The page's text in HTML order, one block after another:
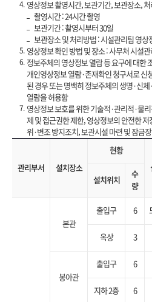
4. 영상정보 촬영시간, 보관기간, 보관장소,
촬영시간 : 24시간 촬영
보관기간 : 촬영시부터 30일
보관장소 및 처리방법 : 시설관리팀 영
5. 영상정보 확인 방법 및 장소 : 사무처 시설관
6. 정보주체의 영상정보 열람 등 요구에 대한
개인영상정보 열람·존재확인 청구서로 신
된 경우 또는 명백히 정보주체의 생명·신
열람을 허용함
7. 영상정보 보호를 위한 기술적·관리적·물
제 및 접근권한 제한, 영상정보의 안전한
위·변조 방지조치, 보관시설 마련 및 잠금
관리부서 설치장소
현황
설치위치
수
량
본관
출입구 6
옥상 3
봉아관
출입구 6
지하 2층 6